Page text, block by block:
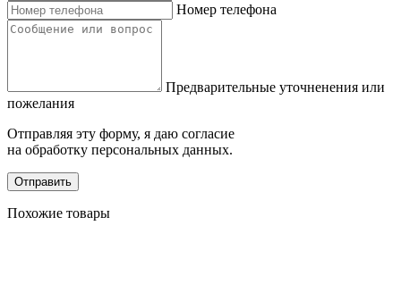
Номер телефона
Предварительные уточненения или
пожелания
Отправляя эту форму, я даю согласие
на обработку персональных данных.
Отправить
Похожие товары